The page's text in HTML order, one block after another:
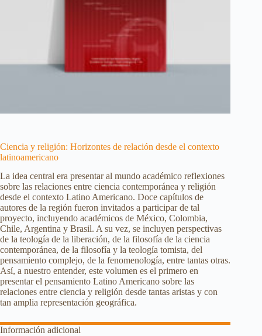
Ciencia y religión: Horizontes de relación desde el contexto
latinoamericano
La idea central era presentar al mundo académico reflexiones
sobre las relaciones entre ciencia contemporánea y religión
desde el contexto Latino Americano. Doce capítulos de
autores de la región fueron invitados a participar de tal
proyecto, incluyendo académicos de México, Colombia,
Chile, Argentina y Brasil. A su vez, se incluyen perspectivas
de la teología de la liberación, de la filosofía de la ciencia
contemporánea, de la filosofía y la teología tomista, del
pensamiento complejo, de la fenomenología, entre tantas otras.
Así, a nuestro entender, este volumen es el primero en
presentar el pensamiento Latino Americano sobre las
relaciones entre ciencia y religión desde tantas aristas y con
tan amplia representación geográfica.
Información adicional